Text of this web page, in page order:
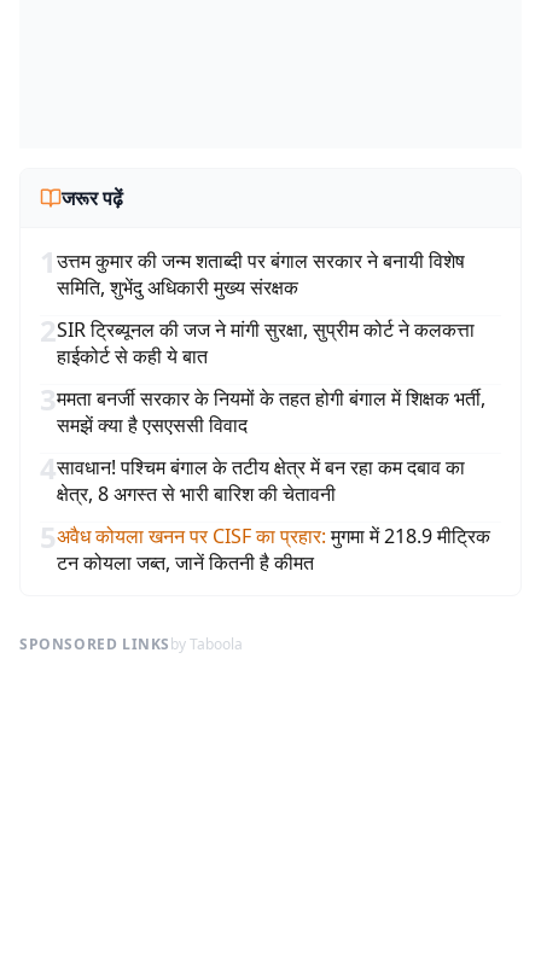
जरूर पढ़ें
1उत्तम कुमार की जन्म शताब्दी पर बंगाल सरकार ने बनायी विशेष
समिति, शुभेंदु अधिकारी मुख्य संरक्षक
2SIR ट्रिब्यूनल की जज ने मांगी सुरक्षा, सुप्रीम कोर्ट ने कलकत्ता
हाईकोर्ट से कही ये बात
3ममता बनर्जी सरकार के नियमों के तहत होगी बंगाल में शिक्षक भर्ती,
समझें क्या है एसएससी विवाद
4सावधान! पश्चिम बंगाल के तटीय क्षेत्र में बन रहा कम दबाव का
क्षेत्र, 8 अगस्त से भारी बारिश की चेतावनी
5अवैध कोयला खनन पर CISF का प्रहार: मुगमा में 218.9 मीट्रिक
टन कोयला जब्त, जानें कितनी है कीमत
SPONSORED LINKSby Taboola